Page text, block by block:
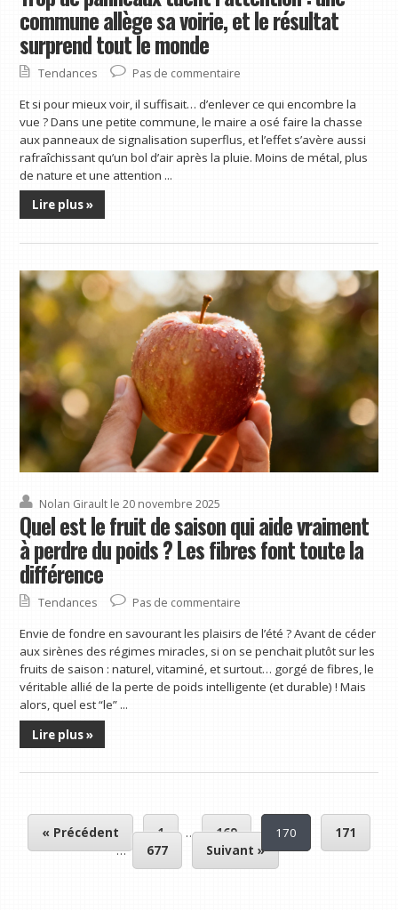
commune allège sa voirie, et le résultat
surprend tout le monde
Tendances Pas de commentaire
Et si pour mieux voir, il suffisait… d’enlever ce qui encombre la
vue ? Dans une petite commune, le maire a osé faire la chasse
aux panneaux de signalisation superflus, et l’effet s’avère aussi
rafraîchissant qu’un bol d’air après la pluie. Moins de métal, plus
de nature et une attention ...
Lire plus »
Nolan Girault le 20 novembre 2025
Quel est le fruit de saison qui aide vraiment
à perdre du poids ? Les fibres font toute la
différence
Tendances Pas de commentaire
Envie de fondre en savourant les plaisirs de l’été ? Avant de céder
aux sirènes des régimes miracles, si on se penchait plutôt sur les
fruits de saison : naturel, vitaminé, et surtout… gorgé de fibres, le
véritable allié de la perte de poids intelligente (et durable) ! Mais
alors, quel est “le” ...
Lire plus »
« Précédent 1 … 169 170
171
…
677 Suivant »